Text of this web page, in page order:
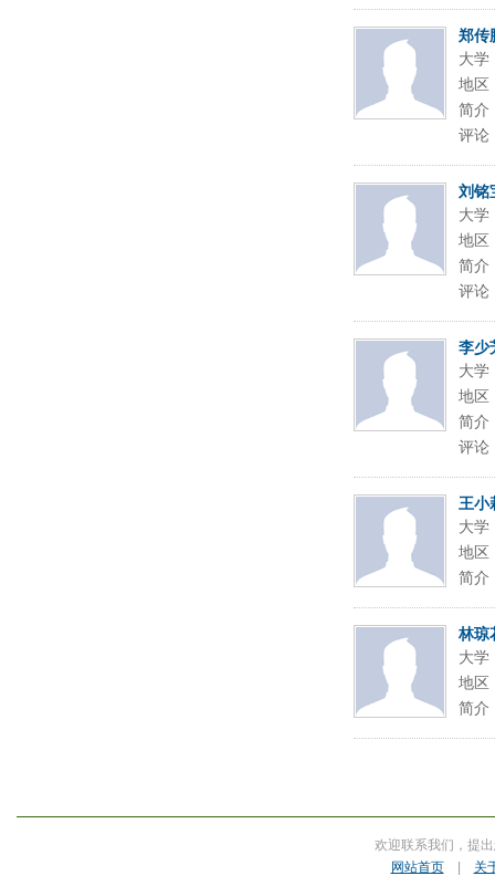
郑传
大学
地区
简介
评论
刘铭
大学
地区
简介
评论
李少
大学
地区
简介
评论
王小
大学
地区
简介
林琼
大学
地区
简介
欢迎联系我们，提
网站首页| 关